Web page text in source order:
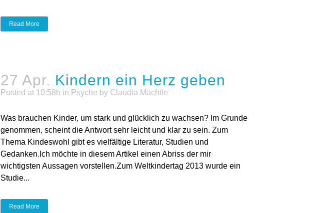
Read More
27 Apr. Kindern ein Herz geben
Posted at 10:58h in Psyche by Claudia Mächtle
Was brauchen Kinder, um stark und glücklich zu wachsen? Im Grunde
genommen, scheint die Antwort sehr leicht und klar zu sein. Zum
Thema Kindeswohl gibt es vielfältige Literatur, Studien und
Gedanken.Ich möchte in diesem Artikel einen Abriss der mir
wichtigsten Aussagen vorstellen.Zum Weltkindertag 2013 wurde ein
Studie...
Read More